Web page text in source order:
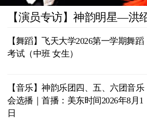
【演员专访】神韵明星—洪
【舞蹈】飞天大学2026第一学期舞蹈
考试（中班 女生）
【音乐】神韵乐团四、五、六团音乐
会选播｜首播：美东时间2026年8月1
日